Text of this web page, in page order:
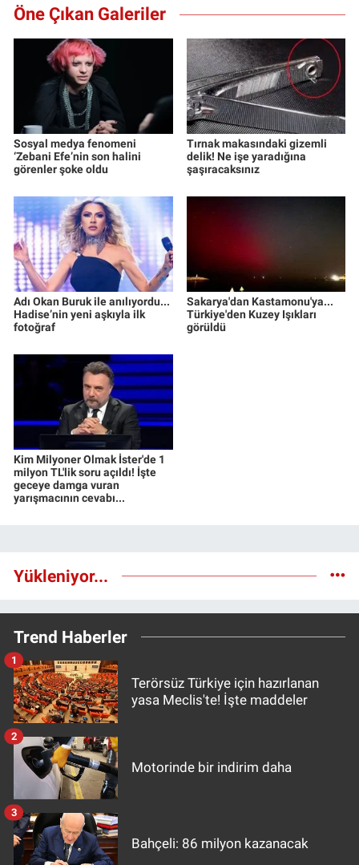
Öne Çıkan Galeriler
Sosyal medya fenomeni
‘Zebani Efe’nin son halini
görenler şoke oldu
Tırnak makasındaki gizemli
delik! Ne işe yaradığına
şaşıracaksınız
Adı Okan Buruk ile anılıyordu...
Hadise’nin yeni aşkıyla ilk
fotoğraf
Sakarya'dan Kastamonu'ya...
Türkiye'den Kuzey Işıkları
görüldü
Kim Milyoner Olmak İster'de 1
milyon TL'lik soru açıldı! İşte
geceye damga vuran
yarışmacının cevabı...
Yükleniyor...
Trend Haberler
Terörsüz Türkiye için hazırlanan
yasa Meclis'te! İşte maddeler
1
Motorinde bir indirim daha
2
Bahçeli: 86 milyon kazanacak
3